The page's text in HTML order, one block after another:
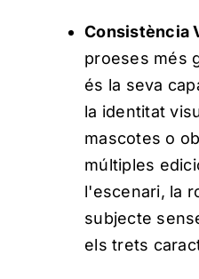
Consistència
proeses més
és la seva
la identitat
mascotes o
múltiples
l'escenari, la
subjecte
els trets